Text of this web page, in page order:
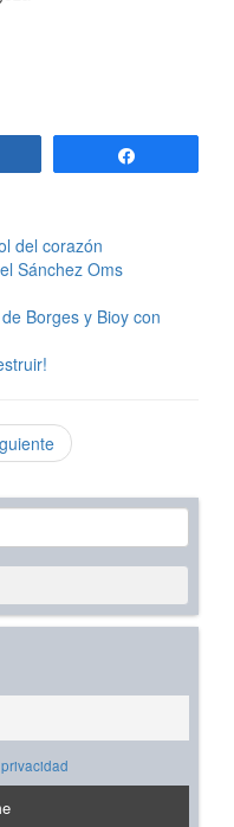
del corazón
Sánchez Oms
Borges y Bioy con